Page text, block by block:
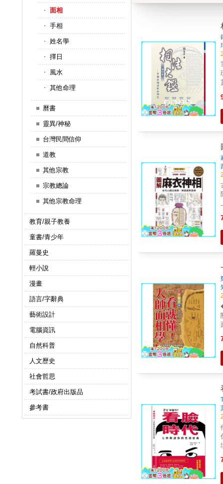
面相
手相
姓名學
擇日
風水
其他命理
曆書
靈異/神秘
台灣民間信仰
道教
其他宗教
宗教總論
其他宗教命理
教育/親子教養
童書/青少年
羅曼史
輕小說
漫畫
語言/字辭典
藝術設計
電腦資訊
自然科普
人文歷史
社會哲思
考試書/政府出版品
參考書
古